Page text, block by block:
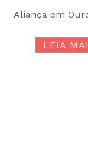
Aliança em
LEIA